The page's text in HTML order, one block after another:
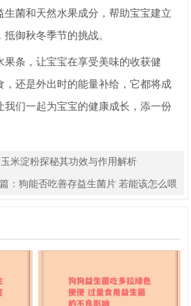
生菌和天然水果成分，帮助宝宝建立
御秋冬季节的挑战。
果条，让宝宝在享受美味的收获健
，还是外出时的能量补给，它都将成
我们一起为宝宝的健康成长，添一份
米淀粉探秘其功效与作用解析
： 狗能否吃善存益生菌片 若能该怎么喂